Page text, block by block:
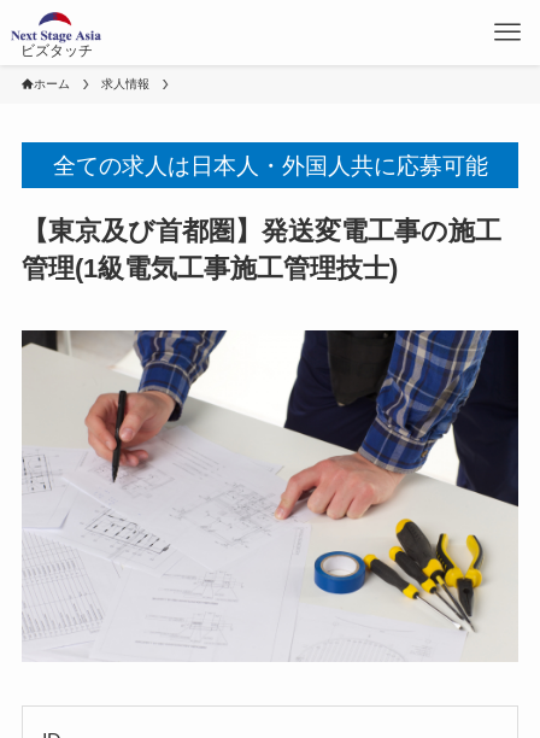
ビズタッチ
ホーム 求人情報
全ての求人は日本人・外国人共に応募可能
【東京及び首都圏】発送変電工事の施工
管理(1級電気工事施工管理技士)